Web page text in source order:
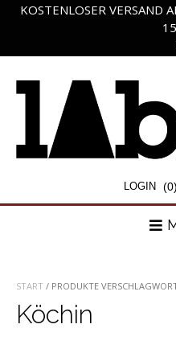
KOSTENLOSER VERSAND
LOGIN (0)
START / PRODUKTE
Köchin